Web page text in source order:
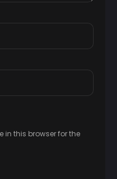
in this browser for the